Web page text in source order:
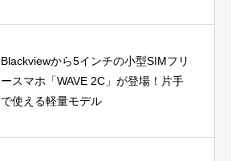
Blackviewから5インチの小型SIMフリ
ースマホ「WAVE 2C」が登場！片手
で使える軽量モデル